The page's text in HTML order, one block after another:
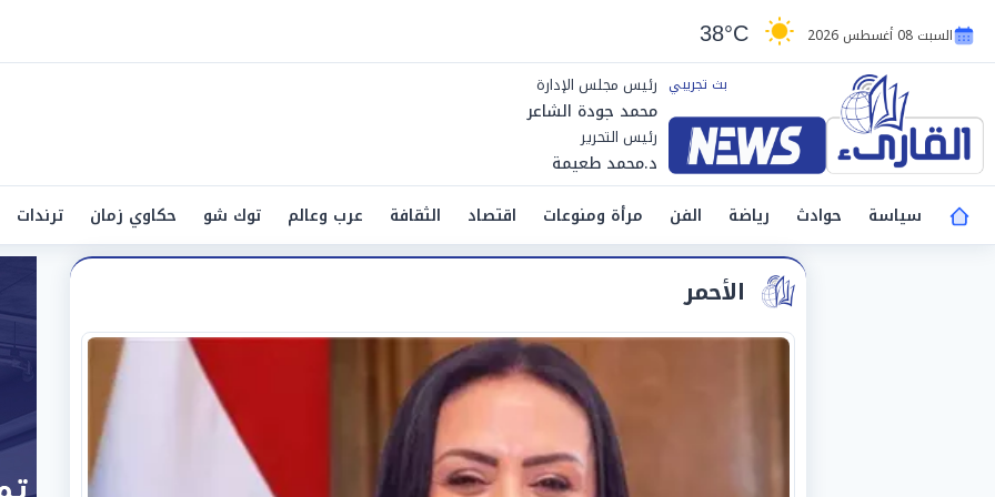
السبت 08 أغسطس 2026 38°C
رئيس مجلس الإدارة
محمد جودة الشاعر
رئيس التحرير
د.محمد طعيمة
سياسة
حوادث رياضة الفن مرأة ومنوعات اقتصاد الثقافة عرب وعالم توك شو حكاوي زمان ترندات
الأحمر